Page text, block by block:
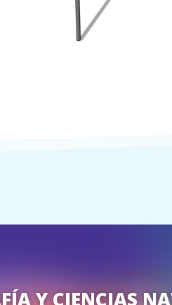
Y CIENCIAS